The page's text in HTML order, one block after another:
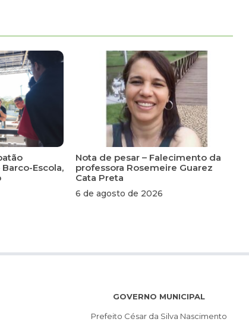
Escola,
Nota de pesar – Falecimento da
professora Rosemeire Guarez
Cata Preta
6 de agosto de 2026
GOVERNO MUNICIPAL
Prefeito César da Silva Nascimento